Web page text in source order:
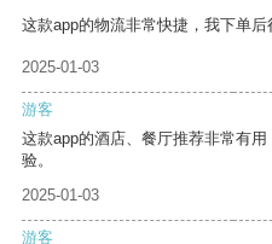
这款app的物流非常快捷，我下单后
2025-01-03
游客
这款app的酒店、餐厅推荐非常有
验。
2025-01-03
游客